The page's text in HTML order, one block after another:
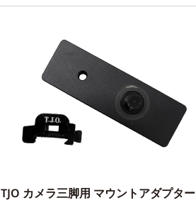
TJO カメラ三脚用 マウントアダプター